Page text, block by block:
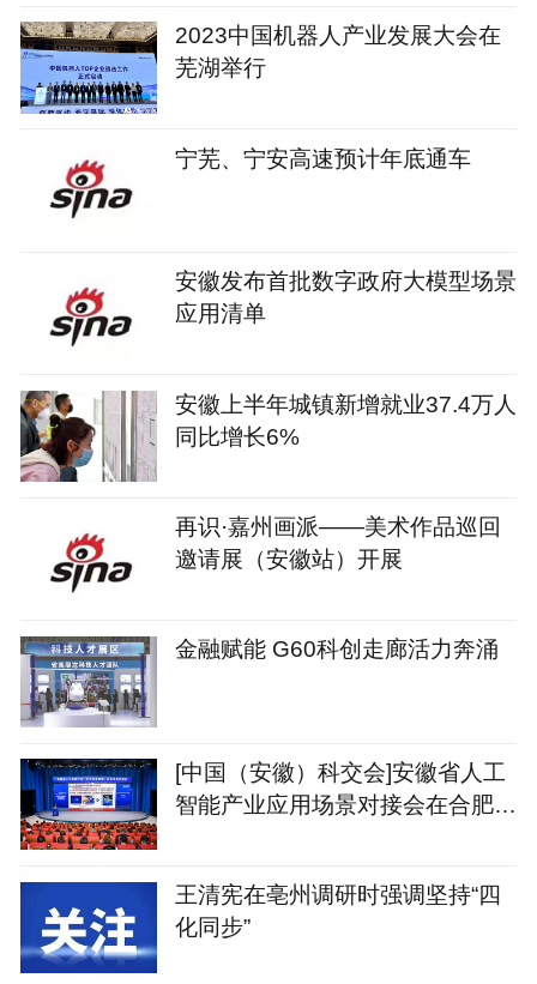
2023中国机器人产业发展大会在
芜湖举行
宁芜、宁安高速预计年底通车
安徽发布首批数字政府大模型场景
应用清单
安徽上半年城镇新增就业37.4万人
同比增长6%
再识·嘉州画派——美术作品巡回
邀请展（安徽站）开展
金融赋能 G60科创走廊活力奔涌
[中国（安徽）科交会]安徽省人工
智能产业应用场景对接会在合肥召
王清宪在亳州调研时强调坚持“四
化同步”